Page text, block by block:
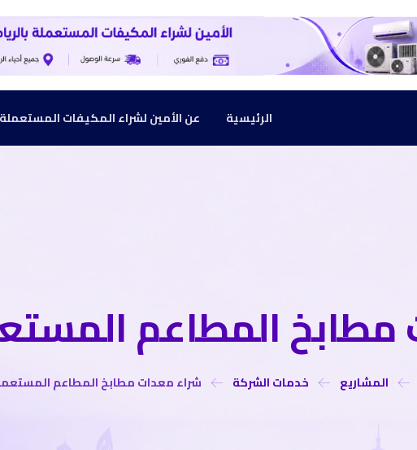
الرئيسية عن الأمين لشراء المكيفات المستعملة
المطاعم
المشاریع خدمات الشركة شراء معدات مطابخ المطاعم